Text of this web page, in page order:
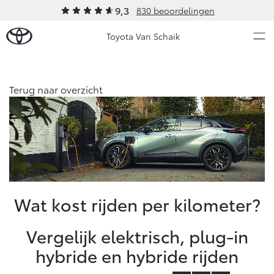
9,3 830 beoordelingen
Toyota Van Schaik
Ons bedrijf
Ons bedrijf
Onze medewerkers
Contact en Route
Vacatures
Klantbeoordelingen
Modellen
Aygo X
HYBRIDE
Vanaf € 23.750,-
Yaris
HYBRIDE
Vanaf € 27.195,-
Occasions
Diensten
Terug naar overzicht
Wat kost rijden per kilometer?
Vergelijk elektrisch, plug-in
hybride en hybride rijden